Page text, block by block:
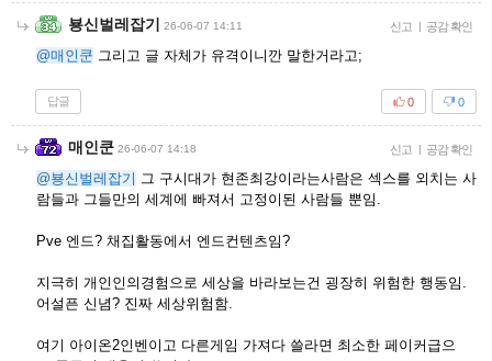
뵹신벌레잡기 26-06-07 14:11 신고 | 공감 확인
@매인쿤 그리고 글 자체가 유격이니깐 말한거라고;
답글 0
0
매인쿤 26-06-07 14:18 신고 | 공감 확인
@뵹신벌레잡기 그 구시대가 현존최강이라는사람은 섹스를 외치는 사
람들과 그들만의 세계에 빠져서 고정이된 사람들 뿐임.
Pve 엔드? 채집활동에서 엔드컨텐츠임?
지극히 개인인의경험으로 세상을 바라보는건 굉장히 위험한 행동임.
어설픈 신념? 진짜 세상위험함.
여기 아이온2인벤이고 다른게임 가져다 쓸라면 최소한 페이커급으